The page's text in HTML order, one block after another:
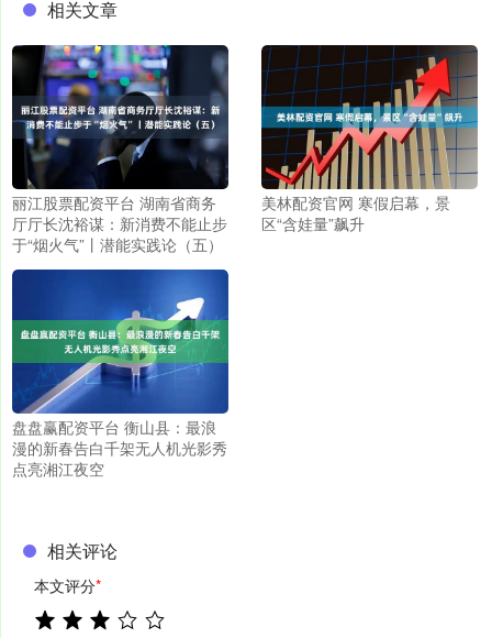
相关文章
丽江股票配资平台 湖南省商务
厅厅长沈裕谋：新消费不能止步
于“烟火气”丨潜能实践论（五）
美林配资官网 寒假启幕，景
区“含娃量”飙升
盘盘赢配资平台 衡山县：最浪
漫的新春告白千架无人机光影秀
点亮湘江夜空
相关评论
本文评分*